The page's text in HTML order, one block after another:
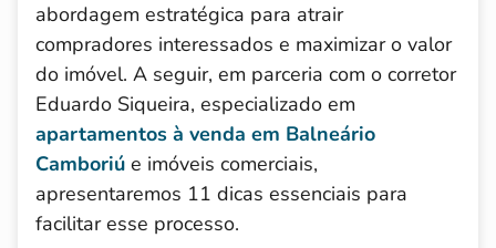
abordagem estratégica para atrair
compradores interessados e maximizar o valor
do imóvel. A seguir, em parceria com o corretor
Eduardo Siqueira, especializado em
apartamentos à venda em Balneário
Camboriú e imóveis comerciais,
apresentaremos 11 dicas essenciais para
facilitar esse processo.